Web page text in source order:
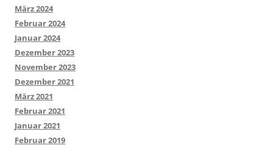
März 2024
Februar 2024
Januar 2024
Dezember 2023
November 2023
Dezember 2021
März 2021
Februar 2021
Januar 2021
Februar 2019